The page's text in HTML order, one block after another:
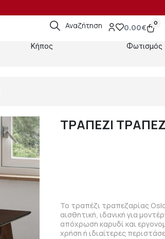
Αναζήτηση 0.00€
0
Κήπος Φωτισμός
ΤΡΑΠΕΖΙ
Το τραπέζι τραπεζαρίας
αισθητική, ιδανική για
απόχρωση καρυδί και
χρήση ή ιδιαίτερες